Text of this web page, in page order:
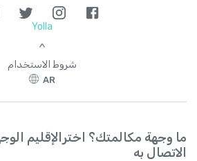
Yolla
>
شروط الاستخدام
AR
ما وجهة مكالمتك؟ اخترالإقليم
الاتصال به